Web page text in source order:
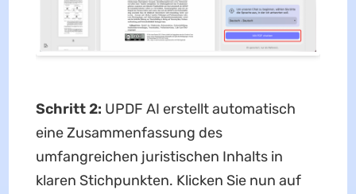
Schritt 2: UPDF AI erstellt automatisch
eine Zusammenfassung des
umfangreichen juristischen Inhalts in
klaren Stichpunkten. Klicken Sie nun auf